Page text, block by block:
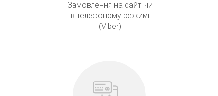
Замовлення на сайті чи
в телефоному режимі
(Viber)